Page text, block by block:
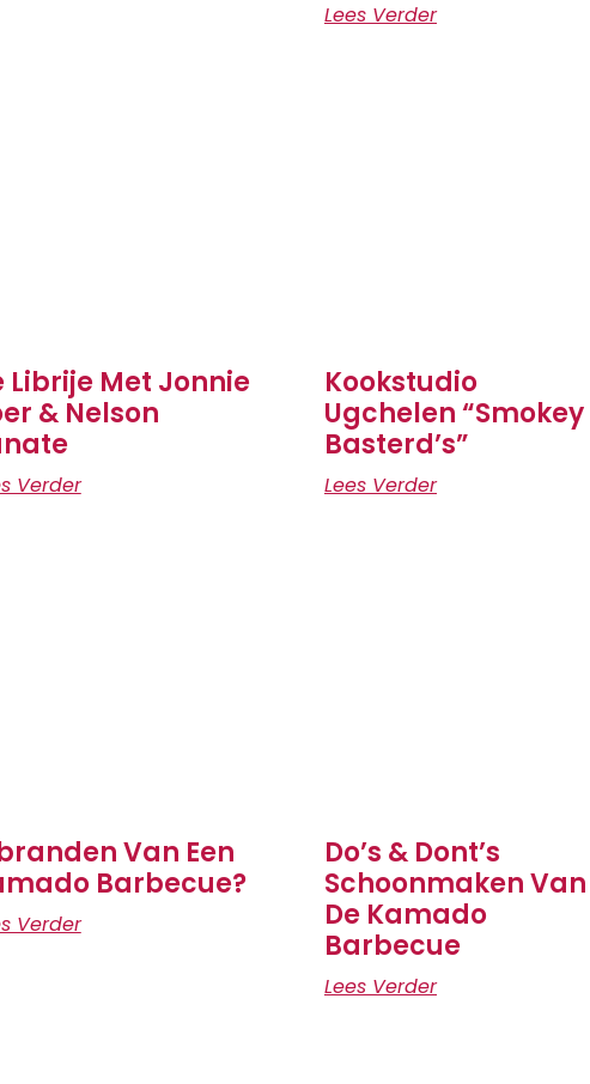
Lees Verder
Librije Met Jonnie
& Nelson
Verder
Kookstudio
Ugchelen “Smokey
Basterd’s”
Lees Verder
Van Een
Barbecue?
Verder
Do’s & Dont’s
Schoonmaken Van
De Kamado
Barbecue
Lees Verder